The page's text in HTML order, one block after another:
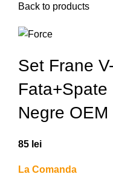
Back to products
Set Frane
Fata+spate
Negre OEM
85 lei
La Comanda